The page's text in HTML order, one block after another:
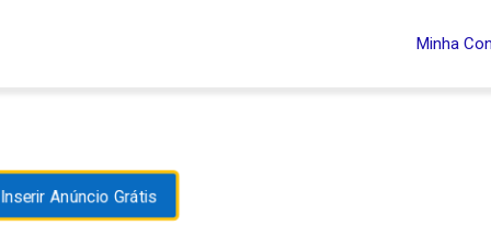
Minha
Inserir Anúncio Grátis